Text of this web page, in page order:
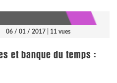
06 / 01 / 2017 | 11 vues
et banque du temps :